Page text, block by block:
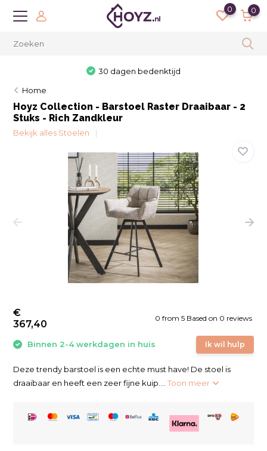
0 0
30 dagen bedenktijd
Home
Hoyz Collection - Barstoel Raster Draaibaar - 2
Stuks - Rich Zandkleur
Bekijk alles Stoelen
0 from 5 Based on 0 reviews
Ik wil hulp
€
367,40
Binnen 2-4 werkdagen in huis
Deze trendy barstoel is een echte must have! De stoel is
draaibaar en heeft een zeer fijne kuip....Toon meer